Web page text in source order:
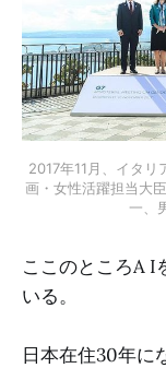
2017年11月、イタ
画・女性活躍担当⼤
一、
ここのところA I
いる。
日本在住30年に